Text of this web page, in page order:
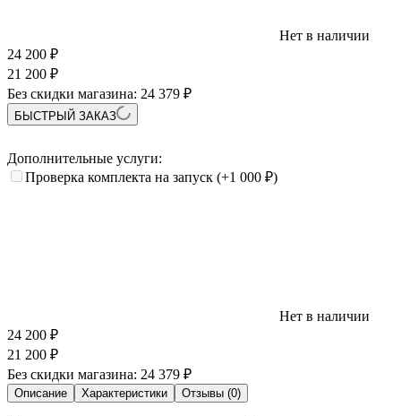
Нет в наличии
24 200 ₽
21 200 ₽
Без скидки магазина: 24 379 ₽
БЫСТРЫЙ ЗАКАЗ
Дополнительные услуги:
Проверка комплекта на запуск (+1 000 ₽)
Нет в наличии
24 200 ₽
21 200 ₽
Без скидки магазина: 24 379 ₽
Описание Характеристики Отзывы (0)